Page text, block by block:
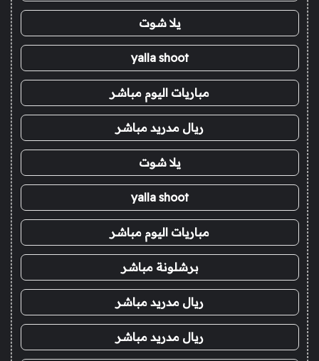
يلا شوت
yalla shoot
مباريات اليوم مباشر
ريال مدريد مباشر
يلا شوت
yalla shoot
مباريات اليوم مباشر
برشلونة مباشر
ريال مدريد مباشر
ريال مدريد مباشر